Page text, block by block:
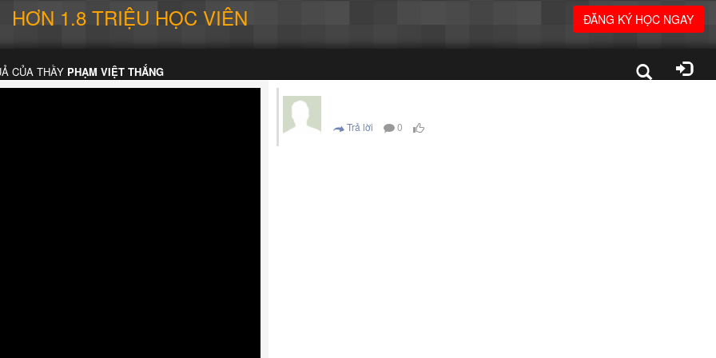
HƠN 1.8 TRIỆU HỌC VIÊN ĐĂNG KÝ HỌC NGAY
CỦA THẦY PHẠM VIỆT THẮNG
Trả lời 0